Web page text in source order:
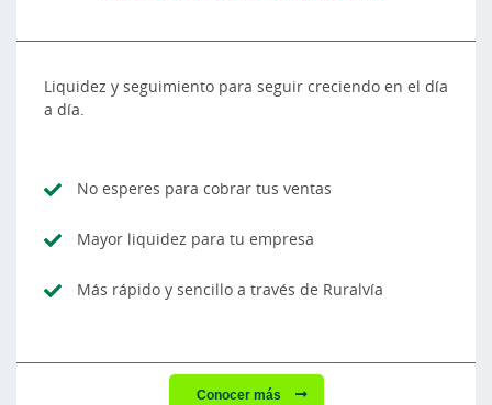
Liquidez y seguimiento para seguir creciendo en el día
a día.
No esperes para cobrar tus ventas
Mayor liquidez para tu empresa
Más rápido y sencillo a través de Ruralvía
Conocer más